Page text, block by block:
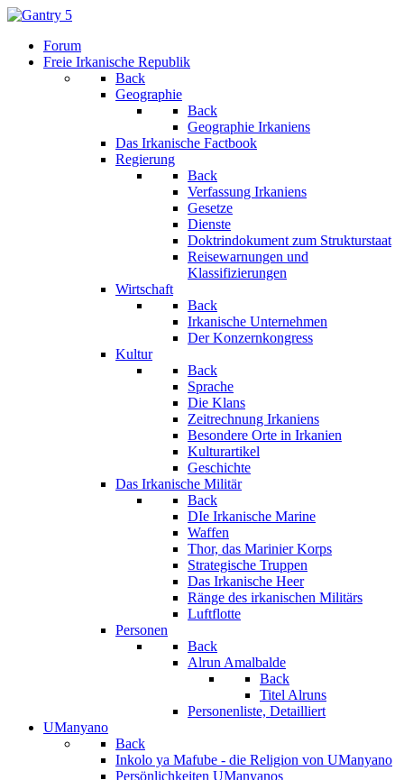
Forum
Freie Irkanische Republik
Back
Geographie
Back
Geographie Irkaniens
Das Irkanische Factbook
Regierung
Back
Verfassung Irkaniens
Gesetze
Dienste
Doktrindokument zum Strukturstaat
Reisewarnungen und
Klassifizierungen
Wirtschaft
Back
Irkanische Unternehmen
Der Konzernkongress
Kultur
Back
Sprache
Die Klans
Zeitrechnung Irkaniens
Besondere Orte in Irkanien
Kulturartikel
Geschichte
Das Irkanische Militär
Back
DIe Irkanische Marine
Waffen
Thor, das Marinier Korps
Strategische Truppen
Das Irkanische Heer
Ränge des irkanischen Militärs
Luftflotte
Personen
Back
Alrun Amalbalde
Back
Titel Alruns
Personenliste, Detailliert
UManyano
Back
Inkolo ya Mafube - die Religion von UManyano
Persönlichkeiten UManyanos